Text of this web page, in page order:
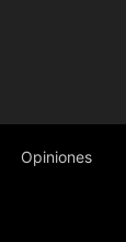
Opiniones